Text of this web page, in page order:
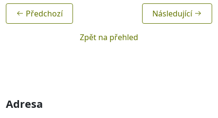
Předchozí
Zpět na přehled
Následující
Adresa